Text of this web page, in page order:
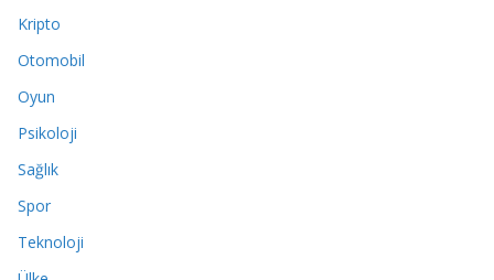
Kripto
Otomobil
Oyun
Psikoloji
Sağlık
Spor
Teknoloji